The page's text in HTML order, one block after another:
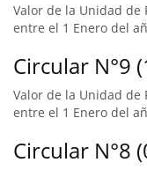
Valor de la Unidad de
entre el 1 Enero del
Circular N°9
Valor de la Unidad de
entre el 1 Enero del
Circular N°8